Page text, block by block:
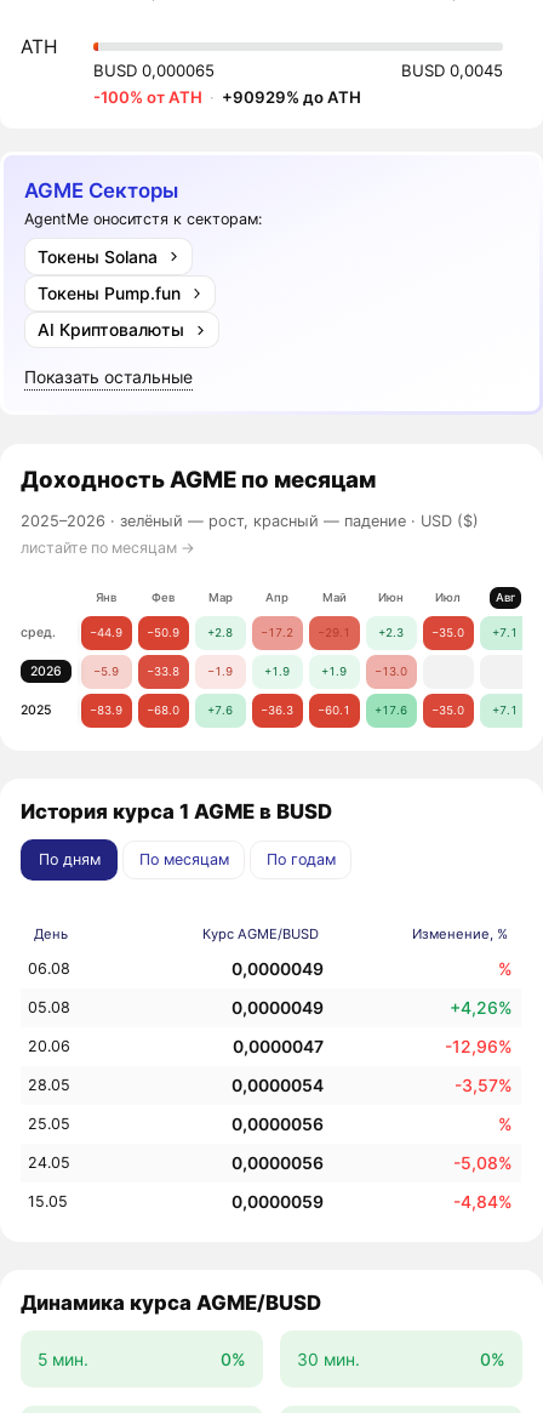
ATH
BUSD 0,000065
BUSD 0,0045
-100% от ATH · +90929% до ATH
AGME Секторы
AgentMe оноситстя к секторам:
Токены Solana
Токены Pump.fun
AI Криптовалюты
Показать остальные
Доходность AGME по месяцам
2025–2026 ·зелёный — рост, красный — падение · USD ($)
листайте по месяцам →
Янв Фев Мар Апр Май Июн Июл Авг
сред. −44.9 −50.9 +2.8 −17.2 −29.1 +2.3 −35.0 +7.1
2026 −5.9 −33.8 −1.9 +1.9 +1.9 −13.0
2025 −83.9 −68.0 +7.6 −36.3 −60.1 +17.6 −35.0 +7.1
История курса 1 AGME в BUSD
По дням По месяцам По годам
День Курс AGME/BUSD Изменение, %
06.08 0,0000049 %
05.08 0,0000049 +4,26%
20.06 0,0000047 -12,96%
28.05 0,0000054 -3,57%
25.05 0,0000056 %
24.05 0,0000056 -5,08%
15.05 0,0000059 -4,84%
Динамика курса AGME/BUSD
5 мин. 0% 30 мин. 0%